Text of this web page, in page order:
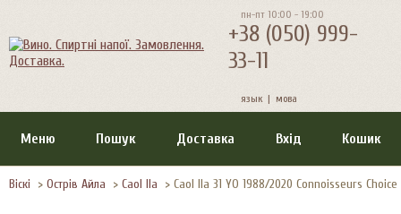
пн-пт 10:00 - 19:00
+38 (050) 999-
33-11
язык | мова
Меню Пошук Доставка Вхід Кошик
Віскі > Острів Айла > Caol Ila > Caol Ila 31 YO 1988/2020 Connoisseurs